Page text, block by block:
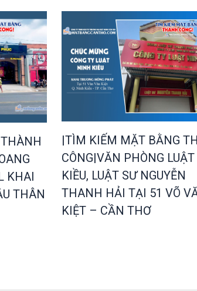
KHAI
THÂN
|TÌM KIẾM MẶT BẰNG
CÔNG|VĂN PHÒNG
KIỀU, LUẬT SƯ NGUYỄN
THANH HẢI TẠI 51 VÕ
KIỆT – CẦN THƠ